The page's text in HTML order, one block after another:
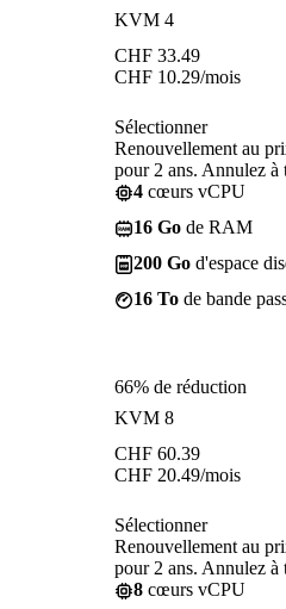
KVM 4
CHF 33.49
CHF 10.29/mois
Sélectionner
Renouvellement au
pour 2 ans. Annulez à
4 cœurs vCPU
16 Go de RAM
200 Go d'espace
16 To de bande
66% de réduction
KVM 8
CHF 60.39
CHF 20.49/mois
Sélectionner
Renouvellement au
pour 2 ans. Annulez à
8 cœurs vCPU